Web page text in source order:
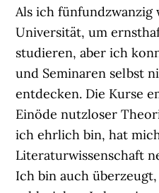
Als ich fünfundzwanzig
Universität, um
studieren, aber ich
und Seminaren selbst
entdecken. Die Kurse
Einöde nutzloser
ich ehrlich bin, hat
Literaturwissenschaft
Ich bin auch überzeugt,